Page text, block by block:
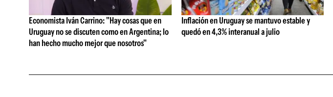
Economista Iván Carrino: "Hay cosas que en
Uruguay no se discuten como en Argentina; lo
han hecho mucho mejor que nosotros"
Inflación en Uruguay se mantuvo estable y
quedó en 4,3% interanual a julio